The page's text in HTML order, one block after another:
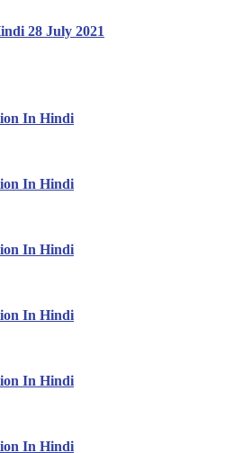
28 July 2021
In Hindi
In Hindi
In Hindi
In Hindi
In Hindi
In Hindi